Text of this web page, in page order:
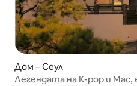
Дом – Сеул
Легендата на K-pop и